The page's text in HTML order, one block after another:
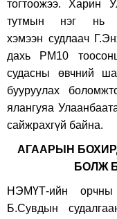
тогтоожээ. Харин
тутмын нэг нь
хэмээн судлаач
дахь PM10
судасны өвчний
бууруулах
ялангуяа
сайжрахгүй байна.
АГААРЫН
БОЛЖ
НЭМҮТ-ийн
Б.Сувдын